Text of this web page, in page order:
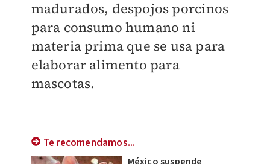
madurados, despojos porcinos
para consumo humano ni
materia prima que se usa para
elaborar alimento para
mascotas.
Te recomendamos...